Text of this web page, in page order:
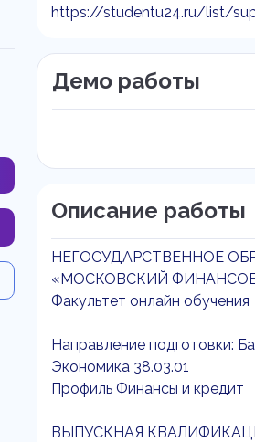
https://studentu24.ru/list/
Демо работы
Описание работы
НЕГОСУДАРСТВЕННОЕ
«МОСКОВСКИЙ
Факультет онлайн обучения
Направление подготовки:
Экономика 38.03.01
Профиль Финансы и кредит
ВЫПУСКНАЯ